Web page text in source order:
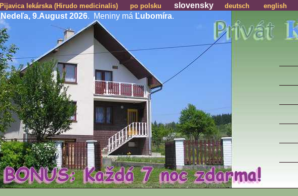
Pijavica lekárska (Hirudo medicinalis) po polsku slovensky deutsch english
Nedeľa, 9.August 2026. Meniny má Ľubomíra.